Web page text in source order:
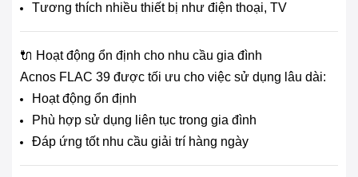
Tương thích nhiều thiết bị như điện thoại, TV
🔌 Hoạt động ổn định cho nhu cầu gia đình
Acnos FLAC 39 được tối ưu cho việc sử dụng lâu dài:
Hoạt động ổn định
Phù hợp sử dụng liên tục trong gia đình
Đáp ứng tốt nhu cầu giải trí hàng ngày